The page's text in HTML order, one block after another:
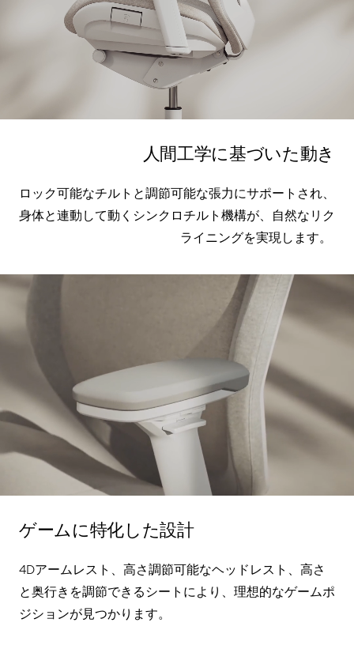
人間工学に基づいた動き
ロック可能なチルトと調節可能な張力にサポートされ、
身体と連動して動くシンクロチルト機構が、自然なリク
ライニングを実現します。
ゲームに特化した設計
4Dアームレスト、高さ調節可能なヘッドレスト、高さ
と奥行きを調節できるシートにより、理想的なゲームポ
ジションが見つかります。